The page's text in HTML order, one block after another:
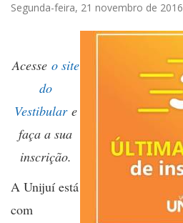
Segunda-feira, 21 novembro de 2016
Acesse o site
do
Vestibulare
faça a sua
inscrição.
A Unijuí está
com